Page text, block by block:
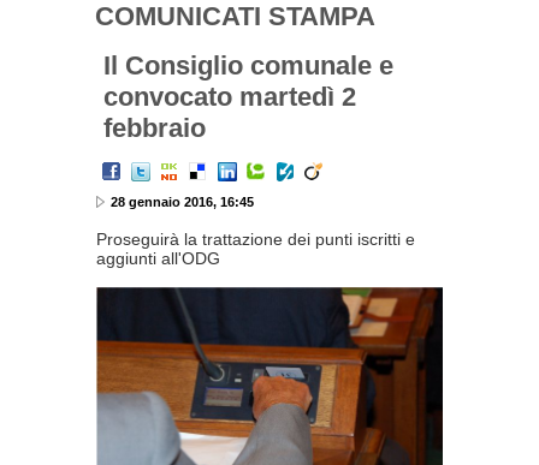
COMUNICATI STAMPA
Il Consiglio comunale e
convocato martedì 2
febbraio
28 gennaio 2016, 16:45
Proseguirà la trattazione dei punti iscritti e
aggiunti all'ODG